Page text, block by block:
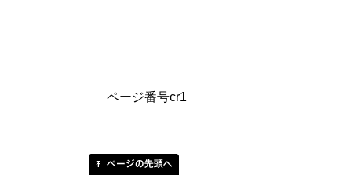
ページ番号cr1